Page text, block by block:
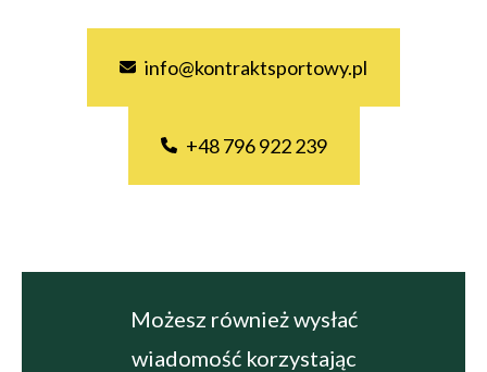
info@kontraktsportowy.pl
+48 796 922 239
Możesz również wysłać
wiadomość korzystając